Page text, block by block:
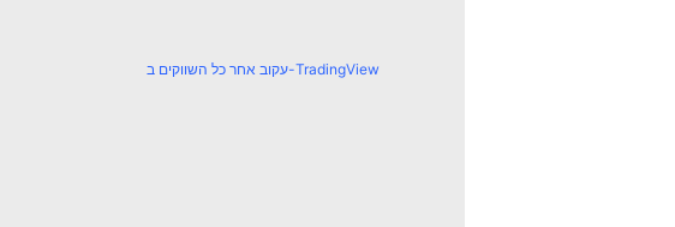
עקוב אחר כל השווקים ב-TradingView